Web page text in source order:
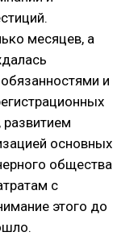
месяцев, а
и
основных
общества
с
этого до